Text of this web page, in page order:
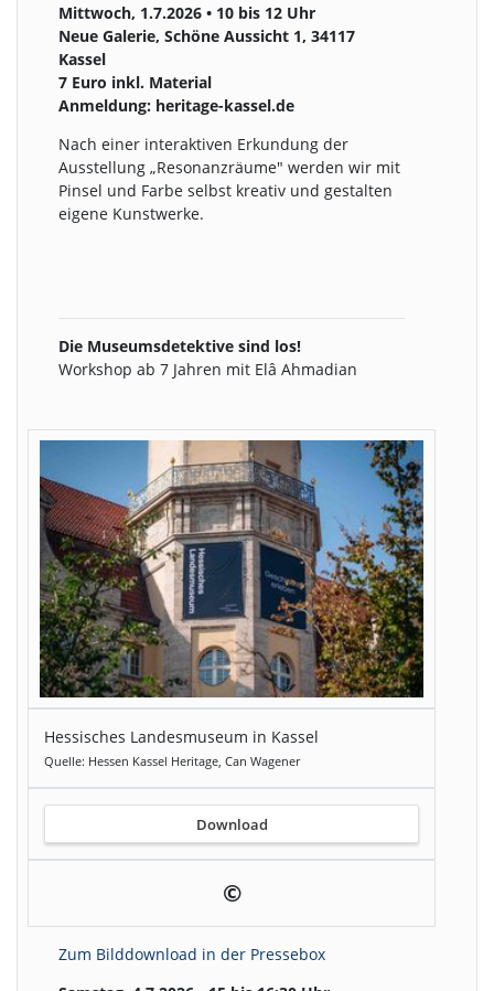
Mittwoch, 1.7.2026 • 10 bis 12 Uhr
Neue Galerie, Schöne Aussicht 1, 34117
Kassel
7 Euro inkl. Material
Anmeldung: heritage-kassel.de
Nach einer interaktiven Erkundung der
Ausstellung „Resonanzräume" werden wir mit
Pinsel und Farbe selbst kreativ und gestalten
eigene Kunstwerke.
Die Museumsdetektive sind los!
Workshop ab 7 Jahren mit Elâ Ahmadian
Hessisches Landesmuseum in Kassel
Quelle: Hessen Kassel Heritage, Can Wagener
Download
©
Zum Bilddownload in der Pressebox